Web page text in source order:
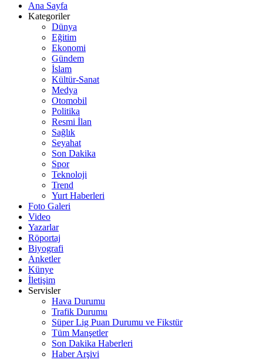
Ana Sayfa
Kategoriler
Dünya
Eğitim
Ekonomi
Gündem
İslam
Kültür-Sanat
Medya
Otomobil
Politika
Resmi İlan
Sağlık
Seyahat
Son Dakika
Spor
Teknoloji
Trend
Yurt Haberleri
Foto Galeri
Video
Yazarlar
Röportaj
Biyografi
Anketler
Künye
İletişim
Servisler
Hava Durumu
Trafik Durumu
Süper Lig Puan Durumu ve Fikstür
Tüm Manşetler
Son Dakika Haberleri
Haber Arşivi